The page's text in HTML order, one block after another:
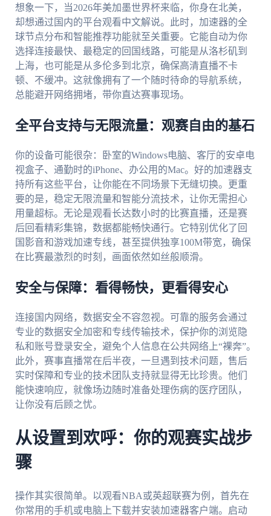
想象一下，当2026年美加墨世界杯来临，你身在北美，
却想通过国内的平台观看中文解说。此时，加速器的全
球节点分布和智能推荐功能就至关重要。它能自动为你
选择连接最快、最稳定的回国线路，可能是从洛杉矶到
上海，也可能是从多伦多到北京，确保高清直播不卡
顿、不缓冲。这就像拥有了一个随时待命的导航系统，
总能避开网络拥堵，带你直达赛事现场。
全平台支持与无限流量：观赛自由的基石
你的设备可能很杂：卧室的Windows电脑、客厅的安卓电
视盒子、通勤时的iPhone、办公用的Mac。好的加速器支
持所有这些平台，让你能在不同场景下无缝切换。更重
要的是，稳定无限流量和智能分流技术，让你无需担心
用量超标。无论是观看长达数小时的比赛直播，还是赛
后回看精彩集锦，数据都能畅快通行。它特别优化了回
国影音和游戏加速专线，甚至提供独享100M带宽，确保
在比赛最激烈的时刻，画面依然如丝般顺滑。
安全与保障：看得畅快，更看得安心
连接国内网络，数据安全不容忽视。可靠的服务会通过
专业的数据安全加密和专线传输技术，保护你的浏览隐
私和账号登录安全，避免个人信息在公共网络上“裸奔”。
此外，赛事直播常在后半夜，一旦遇到技术问题，售后
实时保障和专业的技术团队支持就显得无比珍贵。他们
能快速响应，就像场边随时准备处理伤病的医疗团队，
让你没有后顾之忧。
从设置到欢呼：你的观赛实战步
骤
操作其实很简单。以观看NBA或英超联赛为例，首先在
你常用的手机或电脑上下载并安装加速器客户端。启动